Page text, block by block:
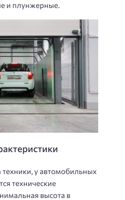
и плунжерные.
у автомобильных
технические
высота в